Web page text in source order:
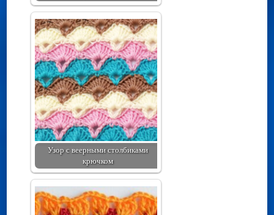
Узор с веерными столбиками
крючком